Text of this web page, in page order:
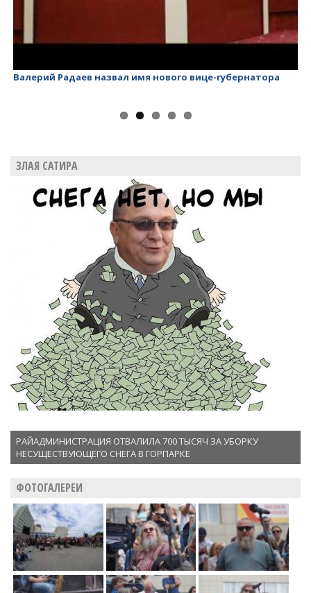
Валерий Радаев назвал имя нового вице-губернатора
ЗЛАЯ САТИРА
РАЙАДМИНИСТРАЦИЯ ОТВАЛИЛА 700 ТЫСЯЧ ЗА УБОРКУ
НЕСУЩЕСТВУЮЩЕГО СНЕГА В ГОРПАРКЕ
ФОТОГАЛЕРЕИ